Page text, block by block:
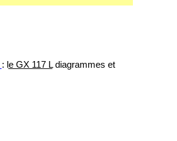
: l e GX 117 Ldiagrammes et